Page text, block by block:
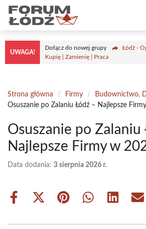
Przejdź
treści
UWAGA!
Dołącz do nowej grupy
Łódź -
Kupię | Zamienię | Praca
Strona główna / Firmy / Budownictwo,
Osuszanie po Zalaniu Łódź – Najlepsze
Osuszanie po Zalaniu
Najlepsze Firmy w
Data dodania: 3 sierpnia 2026 r.
Share
Share
(Twitter)
Share Share Share